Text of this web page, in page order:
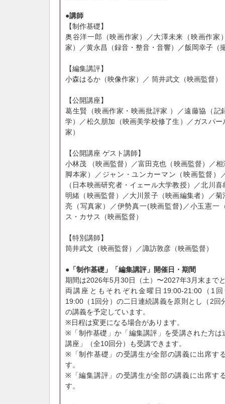
●講師
【制作基礎】
奥谷洋一郎（映画作家）／大澤未来（映画作家
家）／黄永昌（録音・整音・音響）／飯岡幸子（
【編集講評】
小森はるか（映像作家）／ 筒井武文（映画監督）
【公開講座】
葛生賢（映画作家・映画批評家 ）／遠藤協（記
学）／松久朋加（映画美学校修了生）／ガスパ
家）
【公開講座 ゲスト講師】
小林茂 （映画監督）／富田克也（映画監督）／
脚本家）／ジャン・ユンカーマン（映画監督）
（日本映画研究者・イェール大学教授）／北川
明緒（映画監督）／大川景子（映画編集者）／
亮（写真家）／伊勢真一(映画監督)／小玉憲一
ス・カサス（映画監督）
【特別講師】
筒井武文（映画監督）／諏訪敦彦（映画監督）
●「制作基礎」「編集講評」開催日・期間
期間は2026年5月30日（土）〜2027年3月末まで
両講座ともそれぞれ金曜日19:00-21:00（1
19:00（1回分）の二日連続講義を原則とし（2回
の講義を予定しています。
※日程は変更になる場合があります。
※「制作基礎」か「編集講評」を受講された方は
講座」（全10回分）も受講できます。
※「制作基礎」の受講生が全部の講義に出席す
す。
※「編集講評」の受講生が全部の講義に出席す
す。